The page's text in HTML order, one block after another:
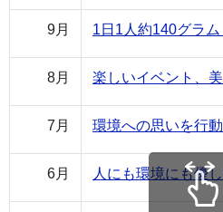
9月 1日1人約140グラ
8月 楽しいイベント、
7月 環境への思いを行
6月 人にも環境にも優